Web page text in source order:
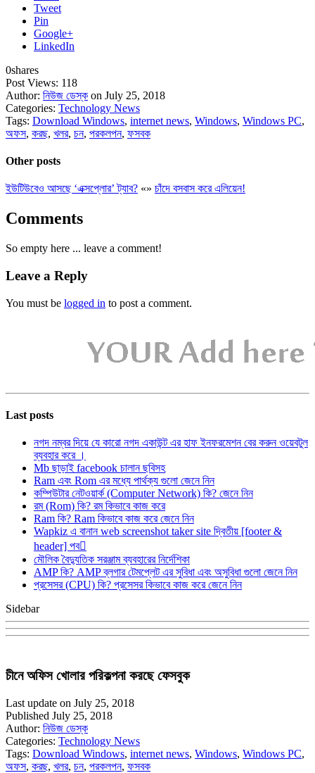
Tweet
Pin
Google+
LinkedIn
0shares
Post Views: 118
Author: নিউজ ডেস্ক on July 25, 2018
Categories: Technology News
Tags: Download Windows, internet news, Windows, Windows PC,
অফস, করছ, খলর, চন, পরকলপন, ফসবক
Other posts
ইউটিউবেও আসছে ‘এক্সপ্লোর’ ট্যাব? «» চাঁদে বসবাস করে এলিয়েন!
Comments
So empty here ... leave a comment!
Leave a Reply
You must be logged in to post a comment.
Last posts
নগদ নম্বর দিয়ে যে কারো নগদ একাউন্ট এর হাফ ইনফরমেশন বের করুন ওয়েবটুল
ব্যবহার করে ।
Mb ছাড়াই facebook চালান ছবিসহ
Ram এবং Rom এর মধ্যে পার্থক্য গুলো জেনে নিন
কম্পিউটার নেটওয়ার্ক (Computer Network) কি? জেনে নিন
রম (Rom) কি? রম কিভাবে কাজ করে
Ram কি? Ram কিভাবে কাজ করে জেনে নিন
Wapkiz এ বানান web screenshot taker site দ্বিতীয় [footer &
header] পব
মৌলিক বৈদ্যুতিক সরঞ্জাম ব্যবহারের নির্দেশিকা
AMP কি? AMP ব্লগার টেমপ্লেট এর সুবিধা এবং অসুবিধা গুলো জেনে নিন
প্রসেসর (CPU) কি? প্রসেসর কিভাবে কাজ করে জেনে নিন
Sidebar
চীনে অফিস খোলার পরিকল্পনা করছে ফেসবুক
Last update on July 25, 2018
Published July 25, 2018
Author: নিউজ ডেস্ক
Categories: Technology News
Tags: Download Windows, internet news, Windows, Windows PC,
অফস, করছ, খলর, চন, পরকলপন, ফসবক